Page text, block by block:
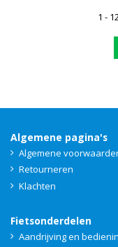
1 -
Algemene pagina's
Algemene
Retourneren
Klachten
Fietsonderdelen
Aandrijving en